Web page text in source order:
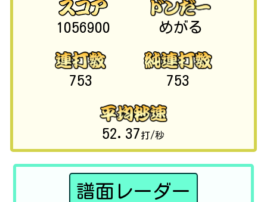
1056900 めがる
753 753
52.37打/秒
譜面レーダー